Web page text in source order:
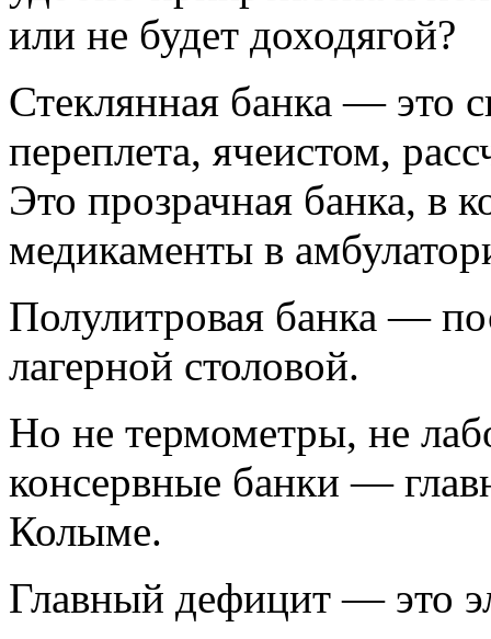
или не будет доходягой?
Стеклянная банка — это
переплета, ячеистом,
Это прозрачная банка, в
медикаменты в
Полулитровая банка —
лагерной столовой.
Но не термометры, не
консервные банки —
Колыме.
Главный дефицит — это